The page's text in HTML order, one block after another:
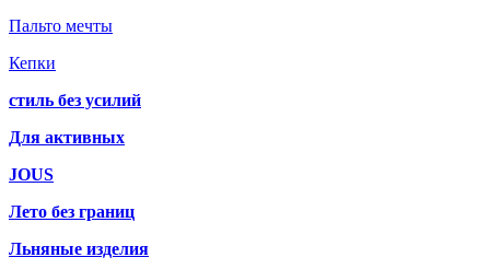
Пальто мечты
Кепки
стиль без усилий
Для активных
JOUS
Лето без границ
Льняные изделия